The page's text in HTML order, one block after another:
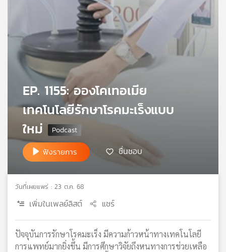
เรา
เครือ
ไทย
เอส
แผนที่
วิทยุ
เครือ
EP. 1155: อองโคเทอเมีย
เทคโนโลยีรักษาโรคมะเร็งแบบ
ใหม่
ฟังรายการ ชื่นชอบ
วันที่เผยแพร่ : 23 ต.ค. 68
เพิ่มในเพลย์ลิสต์ แชร์
ปัจจุบันการรักษาโรคมะเร็ง มีความก้าวหน้าทางเทคโนโลยี
การแพทย์มากยิ่งขึ้น มีการศึกษาวิจัยถึงหนทางการช่วยเหลือ